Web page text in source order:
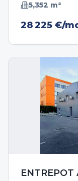
5,352 m²
28 225 €/
ENTREPOT